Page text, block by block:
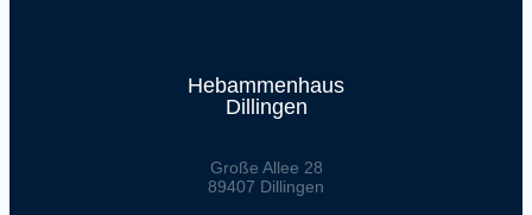
Hebammenhaus
Dillingen
Große Allee 28
89407 Dillingen